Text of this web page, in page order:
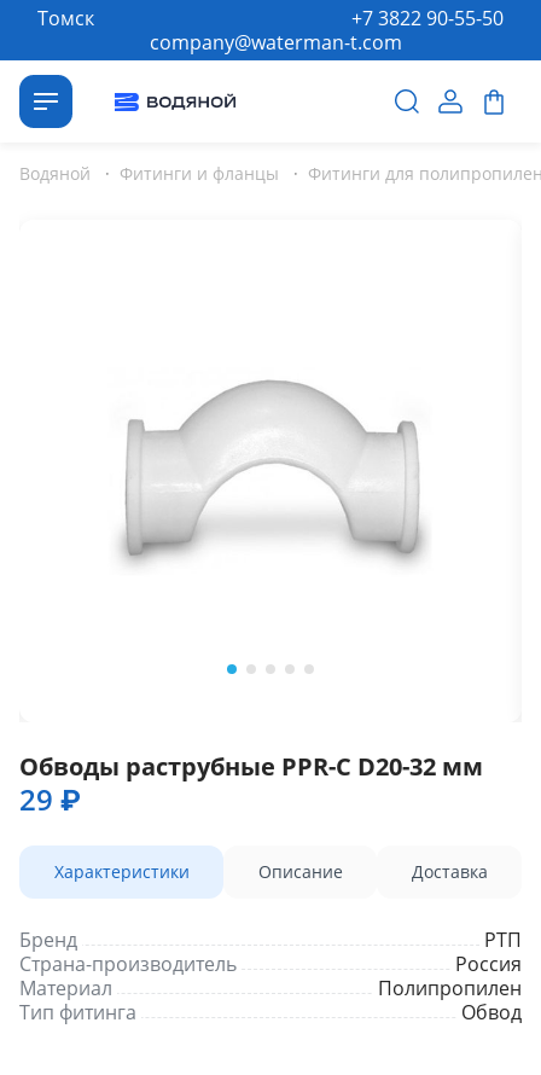
Томск
company@waterman-t.com
+7 3822 90-55-50
Водяной · Фитинги и фланцы · Фитинги для
Обводы раструбные PPR-C D20-32 мм
29 ₽
Характеристики Описание Доставка
Бренд
РТП
Страна-производитель
Россия
Материал
Полипропилен
Тип фитинга
Обвод